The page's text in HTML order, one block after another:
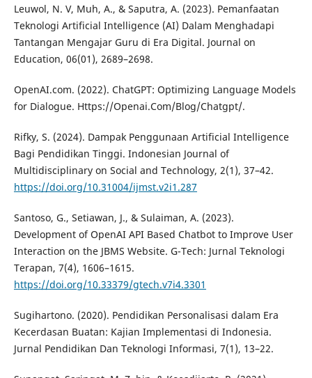
Leuwol, N. V, Muh, A., & Saputra, A. (2023). Pemanfaatan
Teknologi Artificial Intelligence (AI) Dalam Menghadapi
Tantangan Mengajar Guru di Era Digital. Journal on
Education, 06(01), 2689–2698.
OpenAI.com. (2022). ChatGPT: Optimizing Language Models
for Dialogue. Https://Openai.Com/Blog/Chatgpt/.
Rifky, S. (2024). Dampak Penggunaan Artificial Intelligence
Bagi Pendidikan Tinggi. Indonesian Journal of
Multidisciplinary on Social and Technology, 2(1), 37–42.
https://doi.org/10.31004/ijmst.v2i1.287
Santoso, G., Setiawan, J., & Sulaiman, A. (2023).
Development of OpenAI API Based Chatbot to Improve User
Interaction on the JBMS Website. G-Tech: Jurnal Teknologi
Terapan, 7(4), 1606–1615.
https://doi.org/10.33379/gtech.v7i4.3301
Sugihartono. (2020). Pendidikan Personalisasi dalam Era
Kecerdasan Buatan: Kajian Implementasi di Indonesia.
Jurnal Pendidikan Dan Teknologi Informasi, 7(1), 13–22.